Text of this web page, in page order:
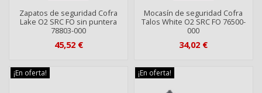
Zapatos de seguridad Cofra
Lake O2 SRC FO sin puntera
78803-000
45,52 €
Mocasín de seguridad Cofra
Talos White O2 SRC FO 76500-
000
34,02 €
¡En oferta! ¡En oferta!